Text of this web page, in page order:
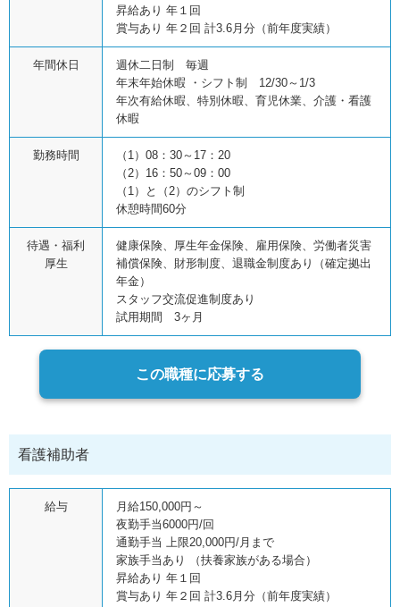
昇給あり 年１回
賞与あり 年２回 計3.6月分（前年度実績）
年間休日
週休二日制 毎週
年末年始休暇 ・シフト制 12/30～1/3
年次有給休暇、特別休暇、育児休業、介護・看護
休暇
勤務時間
（1）08：30～17：20
（2）16：50～09：00
（1）と（2）のシフト制
休憩時間60分
待遇・福利
厚生
健康保険、厚生年金保険、雇用保険、労働者災害
補償保険、財形制度、退職金制度あり（確定拠出
年金）
スタッフ交流促進制度あり
試用期間 3ヶ月
この職種に応募する
看護補助者
給与
月給150,000円～
夜勤手当6000円/回
通勤手当 上限20,000円/月まで
家族手当あり （扶養家族がある場合）
昇給あり 年１回
賞与あり 年２回 計3.6月分（前年度実績）